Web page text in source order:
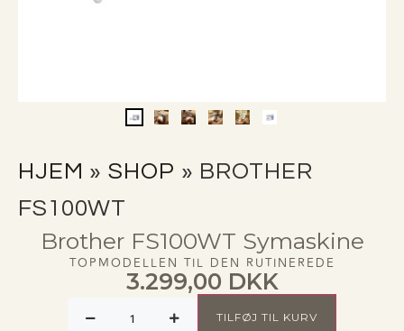
HJEM »SHOP » BROTHER
FS100WT
Brother FS100WT Symaskine
TOPMODELLEN TIL DEN RUTINEREDE
3.299,00 DKK
TILFØJ TIL KURV